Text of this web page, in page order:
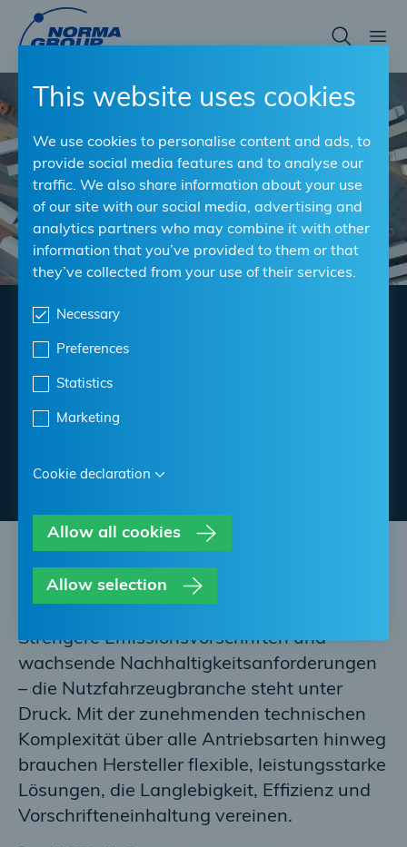
This website uses cookies
We use cookies to personalise content and ads, to
provide social media features and to analyse our
traffic. We also share information about your use
of our site with our social media, advertising and
analytics partners who may combine it with other
information that you’ve provided to them or that
they’ve collected from your use of their services.
Necessary
Preferences
Statistics
Marketing
Cookie declaration
Allow all cookies
Allow selection
content
Nutzfahrzeuge
Ihnen, die Komplexität moderner
Nutzfahrzeugentwicklung mit maßgeschneiderten
Zuverlässige Lösungen für alle
Nutzfahrzeuge
Strengere Emissionsvorschriften und
wachsende Nachhaltigkeitsanforderungen
– die Nutzfahrzeugbranche steht unter
Druck. Mit der zunehmenden technischen
Komplexität über alle Antriebsarten hinweg
brauchen Hersteller flexible, leistungsstarke
Lösungen, die Langlebigkeit, Effizienz und
Vorschrifteneinhaltung vereinen.